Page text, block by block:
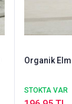
Organik
STOKTA VAR